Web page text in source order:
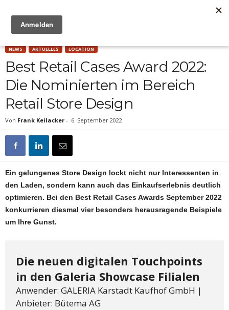
NEWS AKTUELLES LOCATION
Best Retail Cases Award 2022:
Die Nominierten im Bereich
Retail Store Design
Von Frank Keilacker - 6. September 2022
Ein gelungenes Store Design lockt nicht nur Interessenten in
den Laden, sondern kann auch das Einkaufserlebnis deutlich
optimieren. Bei den Best Retail Cases Awards September 2022
konkurrieren diesmal vier besonders herausragende Beispiele
um Ihre Gunst.
Die neuen digitalen Touchpoints
in den Galeria Showcase Filialen
Anwender: GALERIA Karstadt Kaufhof GmbH |
Anbieter: Bütema AG